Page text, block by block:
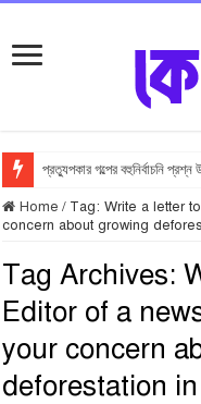
প্রত্যুপকার গল্পের বহুনির্বাচনি
Home / Tag:Write a letter
concern about growing
Tag Archives:
Editor of a
your concern
deforestation